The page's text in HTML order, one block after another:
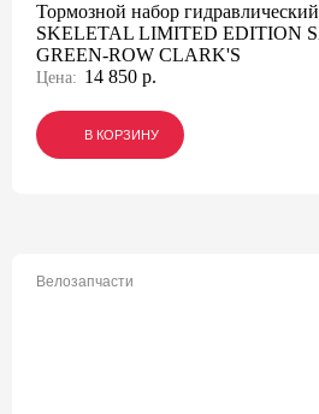
Тормозной набор
SKELETAL LIMITED EDITION
GREEN-ROW CLARK'S
Цена: 14 850 р.
В КОРЗИНУ
В КОРЗИНУ
В КОРЗИНУ
Велозапчасти